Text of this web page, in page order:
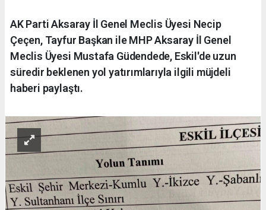
AK Parti Aksaray İl Genel Meclis Üyesi Necip
Çeçen, Tayfur Başkan ile MHP Aksaray İl Genel
Meclis Üyesi Mustafa Güdendede, Eskil'de uzun
süredir beklenen yol yatırımlarıyla ilgili müjdeli
haberi paylaştı.